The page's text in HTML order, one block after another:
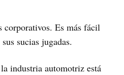
corporativos. Es más fácil
sucias jugadas.
industria automotriz está